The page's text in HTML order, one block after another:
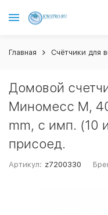
Главная Счётчики для
Домовой
Миномесс М,
mm, с имп. (10
присоед.
Артикул: z7200330